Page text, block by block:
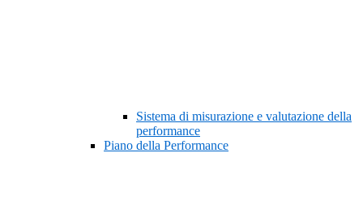
Sistema di misurazione e valutazione della
performance
Piano della Performance